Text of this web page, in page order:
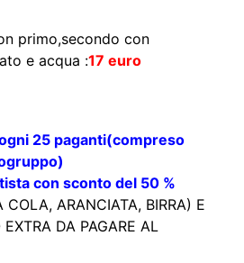
primo,secondo con
e acqua :17 euro
25 paganti(compreso
con sconto del 50 %
COLA, ARANCIATA, BIRRA) E
EXTRA DA PAGARE AL